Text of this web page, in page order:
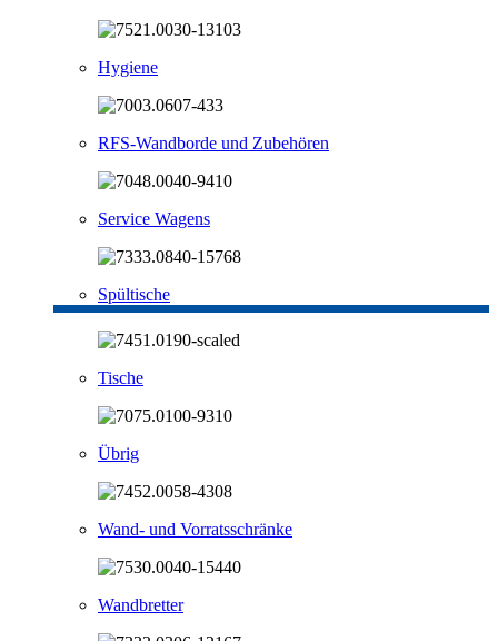
Hygiene
RFS-Wandborde und Zubehören
Service Wagens
Spültische
Tische
Übrig
Wand- und Vorratsschränke
Wandbretter